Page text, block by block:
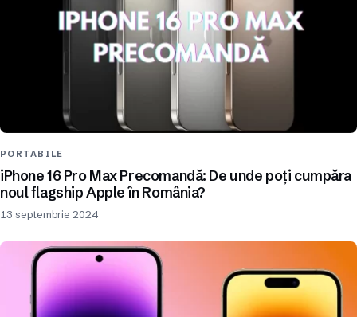
PORTABILE
iPhone 16 Pro Max Precomandă: De unde poți cumpăra
noul flagship Apple în România?
13 septembrie 2024